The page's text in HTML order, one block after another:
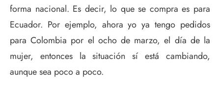
forma nacional. Es decir, lo que se compra es para
Ecuador. Por ejemplo, ahora yo ya tengo pedidos
para Colombia por el ocho de marzo, el día de la
mujer, entonces la situación sí está cambiando,
aunque sea poco a poco.